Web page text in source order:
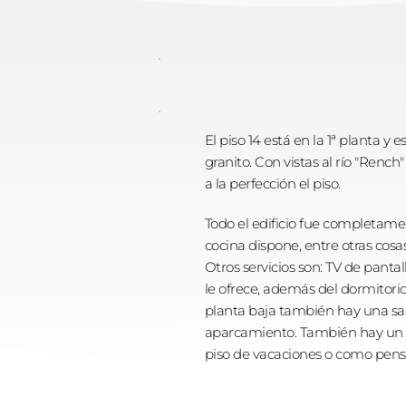
El piso 14 está en la 1ª planta
granito. Con vistas al río
a la perfección el piso.
Todo el edificio fue
cocina dispone, entre otras
Otros servicios son: TV de
le ofrece, además del
planta baja también hay una
aparcamiento. También hay
piso de vacaciones o como